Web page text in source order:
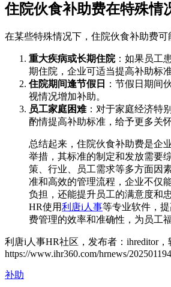
住院伙食补助费在特殊情
在某些特殊情况下，住院伙食补助费可
重大疾病或长期住院：如果员工
期住院，企业可适当提高补助标准
住院期间逢节假日
：节假日期间
视情况增加补助。
员工家庭困难：对于家庭经济特
酌情提高补助标准，给予更多关怀
总结起来，住院伙食补助费是企
举措，其标准的制定和发放需要
策、行业、员工需求等多方面因
准和高效的管理流程，企业不仅
负担，还能提升员工的满意度和
HR使用利唐i人事等专业软件，
费管理的效率和准确性，为员工
利唐i人事HR社区，发布者：ihreditor，
https://www.ihr360.com/hrnews/
补助